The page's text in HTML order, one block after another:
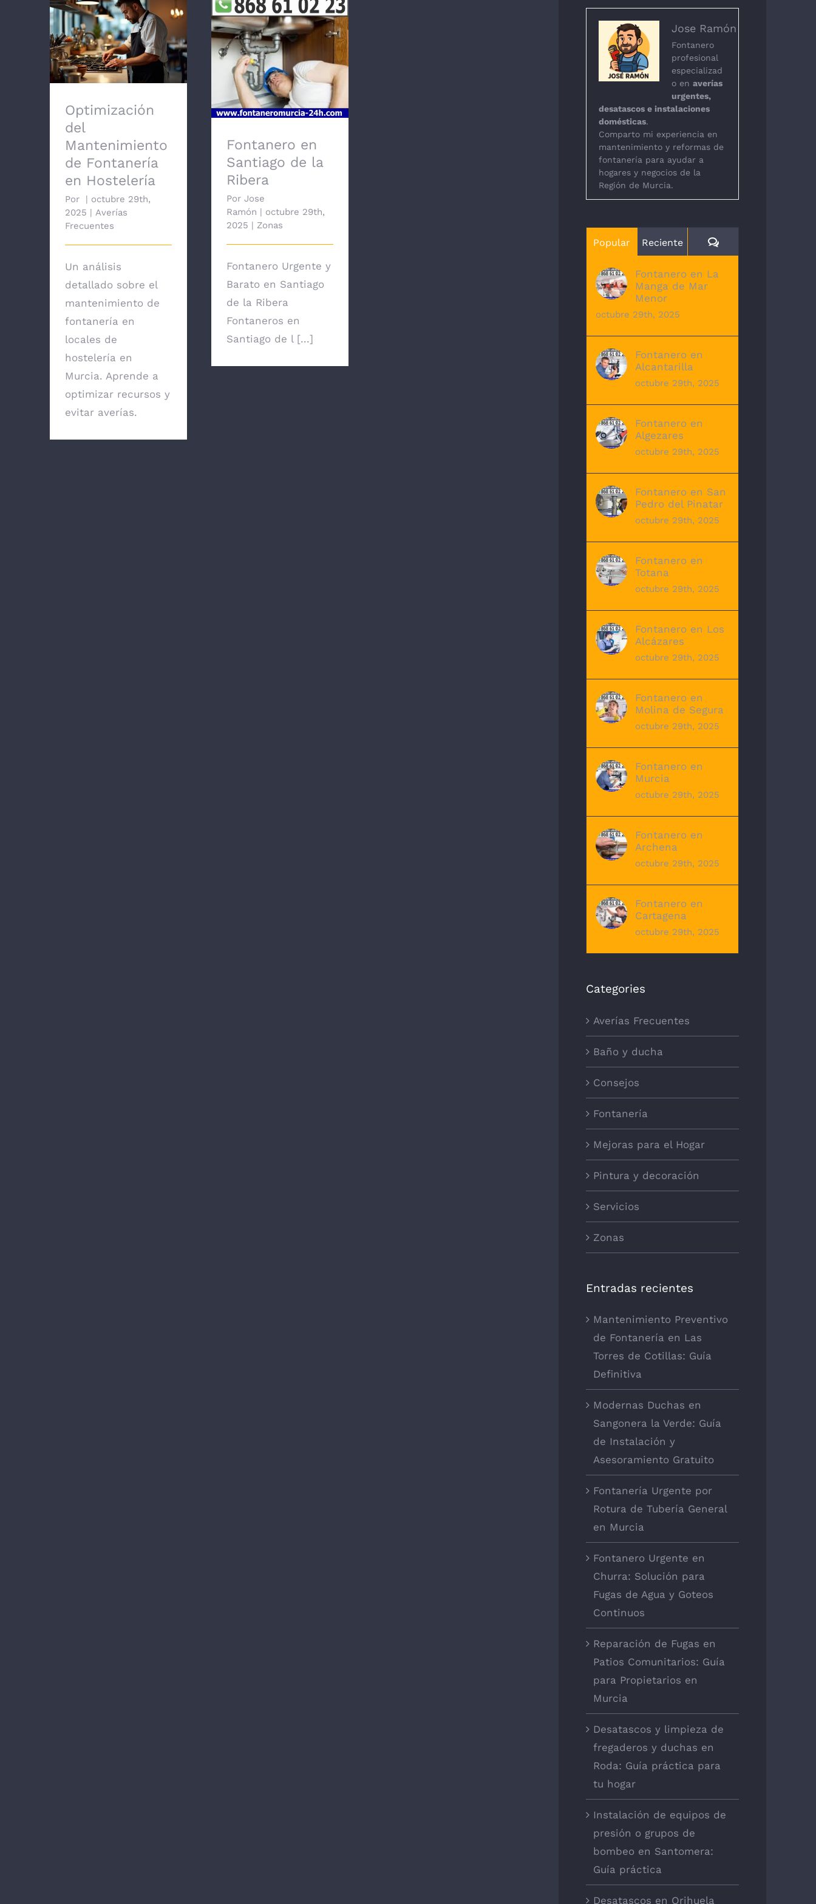
Optimización del
Mantenimiento de
Fontanería en
Hostelería
Optimización
del
Mantenimiento
de Fontanería
en Hostelería
Por
octubre 29th,
2025
Averías
Frecuentes
Un análisis
detallado sobre el
mantenimiento de
fontanería en
locales de
hostelería en
Murcia. Aprende a
optimizar recursos y
evitar averías.
Fontanero en Santiago
de la Ribera
Fontanero en
Santiago de la
Ribera
Por Jose
Ramón | octubre 29th,
2025 | Zonas
Fontanero Urgente y
Barato en Santiago
de la Ribera
Fontaneros en
Santiago de l [...]
Jose Ramón
Fontanero
profesional
especializad
o en averías
urgentes,
desatascos e instalaciones
domésticas.
Comparto mi experiencia en
mantenimiento y reformas de
fontanería para ayudar a
hogares y negocios de la
Región de Murcia.
Popular Reciente Comentarios
Fontanero en La
Manga de Mar
Menor
octubre 29th, 2025
Fontanero en
Alcantarilla
octubre 29th, 2025
Fontanero en
Algezares
octubre 29th, 2025
Fontanero en San
Pedro del Pinatar
octubre 29th, 2025
Fontanero en
Totana
octubre 29th, 2025
Fontanero en Los
Alcázares
octubre 29th, 2025
Fontanero en
Molina de Segura
octubre 29th, 2025
Fontanero en
Murcia
octubre 29th, 2025
Fontanero en
Archena
octubre 29th, 2025
Fontanero en
Cartagena
octubre 29th, 2025
Categories
Averías Frecuentes
Baño y ducha
Consejos
Fontanería
Mejoras para el Hogar
Pintura y decoración
Servicios
Zonas
Entradas recientes
Mantenimiento Preventivo
de Fontanería en Las
Torres de Cotillas: Guía
Definitiva
Modernas Duchas en
Sangonera la Verde: Guía
de Instalación y
Asesoramiento Gratuito
Fontanería Urgente por
Rotura de Tubería General
en Murcia
Fontanero Urgente en
Churra: Solución para
Fugas de Agua y Goteos
Continuos
Reparación de Fugas en
Patios Comunitarios: Guía
para Propietarios en
Murcia
Desatascos y limpieza de
fregaderos y duchas en
Roda: Guía práctica para
tu hogar
Instalación de equipos de
presión o grupos de
bombeo en Santomera:
Guía práctica
Desatascos en Orihuela